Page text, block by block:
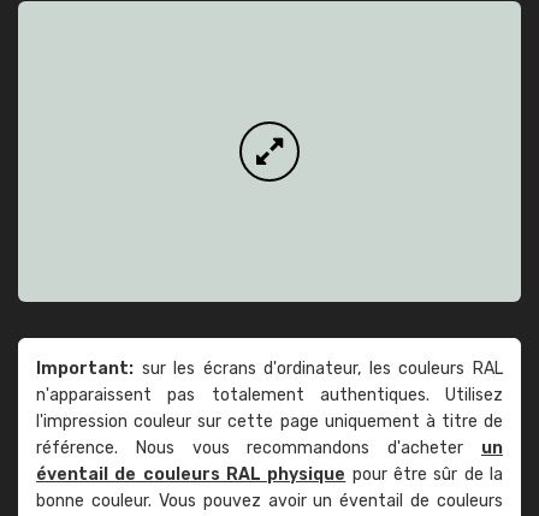
Important: sur les écrans d'ordinateur, les couleurs RAL
n'apparaissent pas totalement authentiques. Utilisez
l'impression couleur sur cette page uniquement à titre de
référence. Nous vous recommandons d'acheter un
éventail de couleurs RAL physique pour être sûr de la
bonne couleur. Vous pouvez avoir un éventail de couleurs